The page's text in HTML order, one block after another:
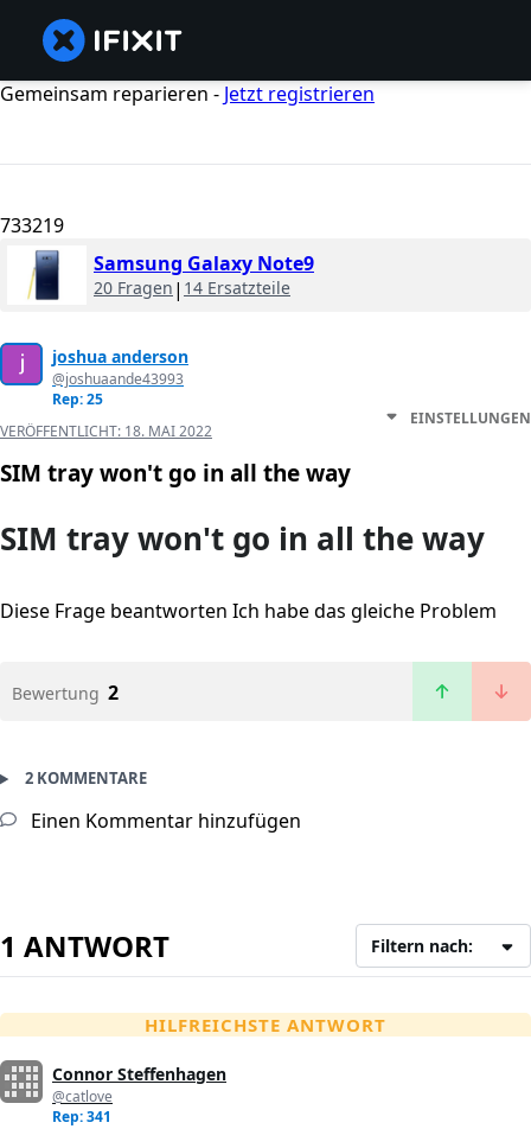
Gemeinsam reparieren - Jetzt registrieren
733219
Samsung Galaxy Note9
20 Fragen | 14 Ersatzteile
joshua anderson
@joshuaande43993
Rep: 25
VERÖFFENTLICHT: 18. MAI 2022
EINSTELLUNGEN
SIM tray won't go in all the way
SIM tray won't go in all the way
Diese Frage beantworten Ich habe das gleiche Problem
Bewertung 2
2 KOMMENTARE
Einen Kommentar hinzufügen
1 ANTWORT Filtern nach:
HILFREICHSTE ANTWORT
Connor Steffenhagen
@catlove
Rep: 341